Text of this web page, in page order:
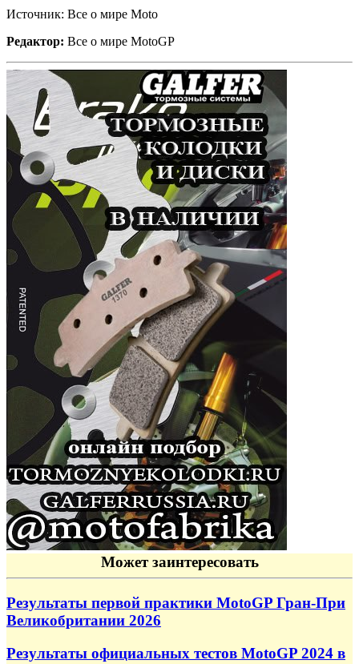
Источник: Все о мире Moto
Редактор: Все о мире MotoGP
Может заинтересовать
Результаты первой практики MotoGP Гран-При
Великобритании 2026
Результаты официальных тестов MotoGP 2024 в